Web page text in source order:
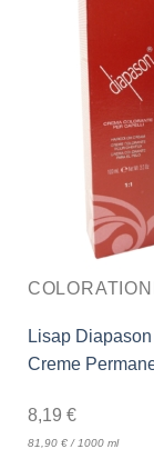
Lisap
Creme
8,19 €
81,90 €/ 1000 ml